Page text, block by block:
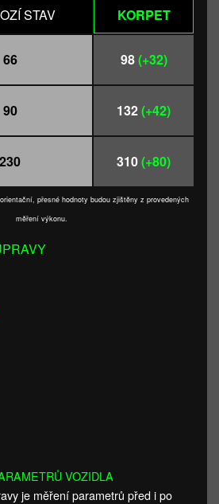
STAV KORPET
66 98(+32)
90 132(+42)
230 310(+80)
přesné hodnoty budou zjištěny z provedených
měření výkonu.
VOZIDLA
je měření parametrů před i po